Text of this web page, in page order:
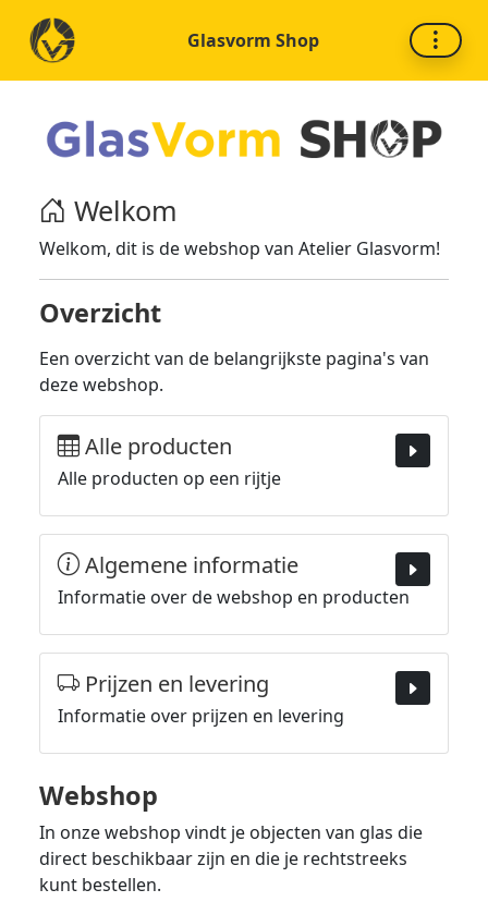
Glasvorm Shop
Welkom
Welkom, dit is de webshop van Atelier Glasvorm!
Overzicht
Een overzicht van de belangrijkste pagina's van
deze webshop.
Alle producten
Alle producten op een rijtje
Algemene informatie
Informatie over de webshop en producten
Prijzen en levering
Informatie over prijzen en levering
Webshop
In onze webshop vindt je objecten van glas die
direct beschikbaar zijn en die je rechtstreeks
kunt bestellen.